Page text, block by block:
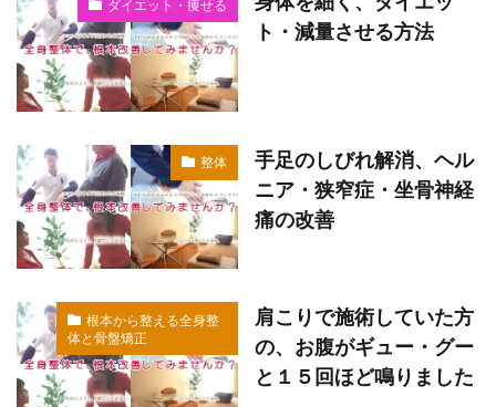
ダイエット・痩せる
ト・減量させる方法
整体
手足のしびれ解消、ヘル
ニア・狭窄症・坐骨神経
痛の改善
根本から整える全身整
体と骨盤矯正
肩こりで施術していた方
の、お腹がギュー・グー
と１５回ほど鳴りました